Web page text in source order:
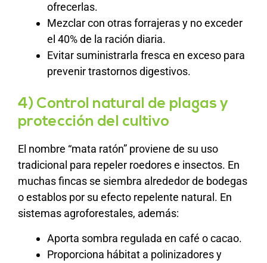
ofrecerlas.
Mezclar con otras forrajeras y no exceder
el 40% de la ración diaria.
Evitar suministrarla fresca en exceso para
prevenir trastornos digestivos.
4) Control natural de plagas y
protección del cultivo
El nombre “mata ratón” proviene de su uso
tradicional para repeler roedores e insectos. En
muchas fincas se siembra alrededor de bodegas
o establos por su efecto repelente natural. En
sistemas agroforestales, además:
Aporta sombra regulada en café o cacao.
Proporciona hábitat a polinizadores y